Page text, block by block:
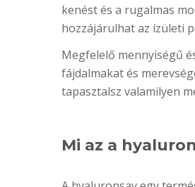
kenést és a rugalmas
hozzájárulhat az ízületi
Megfelelő mennyiségű
fájdalmakat és
tapasztalsz valamilyen
Mi az a